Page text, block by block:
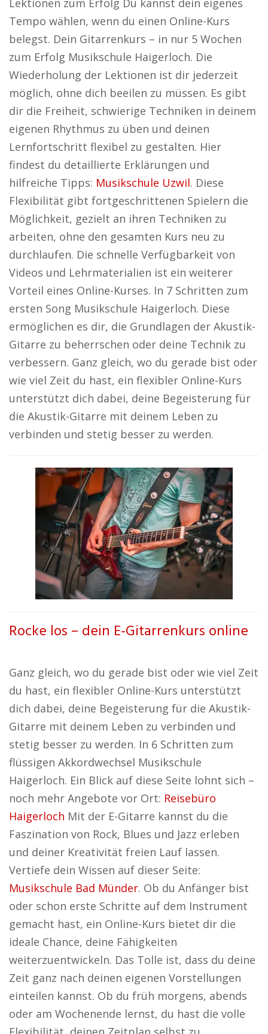
Lektionen zum Erfolg Du kannst dein eigenes
Tempo wählen, wenn du einen Online-Kurs
belegst. Dein Gitarrenkurs – in nur 5 Wochen
zum Erfolg Musikschule Haigerloch. Die
Wiederholung der Lektionen ist dir jederzeit
möglich, ohne dich beeilen zu müssen. Es gibt
dir die Freiheit, schwierige Techniken in deinem
eigenen Rhythmus zu üben und deinen
Lernfortschritt flexibel zu gestalten. Hier
findest du detaillierte Erklärungen und
hilfreiche Tipps: Musikschule Uzwil. Diese
Flexibilität gibt fortgeschrittenen Spielern die
Möglichkeit, gezielt an ihren Techniken zu
arbeiten, ohne den gesamten Kurs neu zu
durchlaufen. Die schnelle Verfügbarkeit von
Videos und Lehrmaterialien ist ein weiterer
Vorteil eines Online-Kurses. In 7 Schritten zum
ersten Song Musikschule Haigerloch. Diese
ermöglichen es dir, die Grundlagen der Akustik-
Gitarre zu beherrschen oder deine Technik zu
verbessern. Ganz gleich, wo du gerade bist oder
wie viel Zeit du hast, ein flexibler Online-Kurs
unterstützt dich dabei, deine Begeisterung für
die Akustik-Gitarre mit deinem Leben zu
verbinden und stetig besser zu werden.
Rocke los – dein E-Gitarrenkurs online
Ganz gleich, wo du gerade bist oder wie viel Zeit
du hast, ein flexibler Online-Kurs unterstützt
dich dabei, deine Begeisterung für die Akustik-
Gitarre mit deinem Leben zu verbinden und
stetig besser zu werden. In 6 Schritten zum
flüssigen Akkordwechsel Musikschule
Haigerloch. Ein Blick auf diese Seite lohnt sich –
noch mehr Angebote vor Ort: Reisebüro
Haigerloch Mit der E-Gitarre kannst du die
Faszination von Rock, Blues und Jazz erleben
und deiner Kreativität freien Lauf lassen.
Vertiefe dein Wissen auf dieser Seite:
Musikschule Bad Münder. Ob du Anfänger bist
oder schon erste Schritte auf dem Instrument
gemacht hast, ein Online-Kurs bietet dir die
ideale Chance, deine Fähigkeiten
weiterzuentwickeln. Das Tolle ist, dass du deine
Zeit ganz nach deinen eigenen Vorstellungen
einteilen kannst. Ob du früh morgens, abends
oder am Wochenende lernst, du hast die volle